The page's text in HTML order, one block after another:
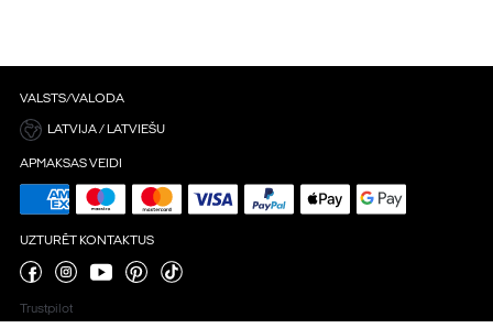
VALSTS/VALODA
LATVIJA / LATVIEŠU
APMAKSAS VEIDI
UZTURĒT KONTAKTUS
Trustpilot